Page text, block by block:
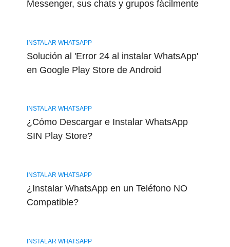
Messenger, sus chats y grupos fácilmente
INSTALAR WHATSAPP
Solución al 'Error 24 al instalar WhatsApp'
en Google Play Store de Android
INSTALAR WHATSAPP
¿Cómo Descargar e Instalar WhatsApp
SIN Play Store?
INSTALAR WHATSAPP
¿Instalar WhatsApp en un Teléfono NO
Compatible?
INSTALAR WHATSAPP